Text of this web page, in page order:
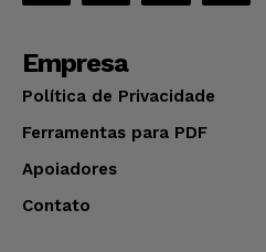
Empresa
Política de Privacidade
Ferramentas para PDF
Apoiadores
Contato